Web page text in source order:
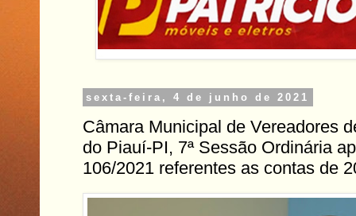
sexta-feira, 4 de junho de 2021
Câmara Municipal de Vereadores
do Piauí-PI, 7ª Sessão Ordinária
106/2021 referentes as contas de